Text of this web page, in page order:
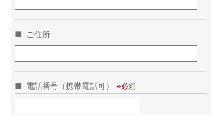
ご住所
電話番号（携帯電話可）